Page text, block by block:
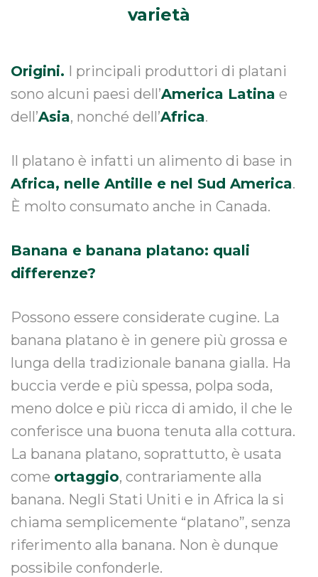
varietà
Origini. I principali produttori di platani
sono alcuni paesi dell’America Latina e
dell’Asia, nonché dell’Africa.
Il platano è infatti un alimento di base in
Africa, nelle Antille e nel Sud America.
È molto consumato anche in Canada.
Banana e banana platano: quali
differenze?
Possono essere considerate cugine. La
banana platano è in genere più grossa e
lunga della tradizionale banana gialla. Ha
buccia verde e più spessa, polpa soda,
meno dolce e più ricca di amido, il che le
conferisce una buona tenuta alla cottura.
La banana platano, soprattutto, è usata
come ortaggio, contrariamente alla
banana. Negli Stati Uniti e in Africa la si
chiama semplicemente “platano”, senza
riferimento alla banana. Non è dunque
possibile confonderle.